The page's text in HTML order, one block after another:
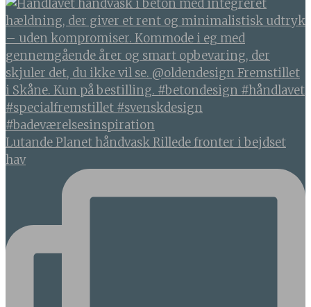
Lutande Planet håndvask Rillede fronter i bejdset
hav